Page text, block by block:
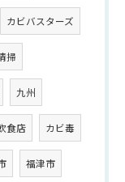
カビバスターズ
掃
九州
食店 カビ毒
福津市